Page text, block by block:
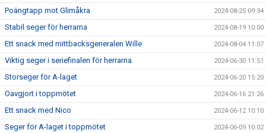
Poängtapp mot Glimåkra 2024-08-25 09:34
Stabil seger för herrarna 2024-08-19 10:00
Ett snack med mittbacksgeneralen Wille 2024-08-04 11:07
Viktig seger i seriefinalen för herrarna 2024-06-30 11:51
Storseger för A-laget 2024-06-20 15:20
Oavgjort i toppmötet 2024-06-16 21:26
Ett snack med Nico 2024-06-12 10:10
Seger för A-laget i toppmötet 2024-06-09 10:02